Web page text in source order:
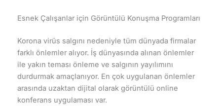
Esnek Çalışanlar için Görüntülü Konuşma Programları
Korona virüs salgını nedeniyle tüm dünyada firmalar
farklı önlemler alıyor. İş dünyasında alınan önlemler
ile yakın teması önleme ve salgının yayılımını
durdurmak amaçlanıyor. En çok uygulanan önlemler
arasında uzaktan dijital olarak görüntülü online
konferans uygulaması var.